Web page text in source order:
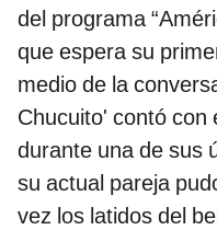
del programa
que espera su
medio de la
Chucuito' contó con
durante una de sus
su actual pareja
vez los latidos del